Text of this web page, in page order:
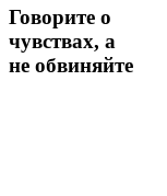
Говорите о
чувствах, а
не обвиняйте